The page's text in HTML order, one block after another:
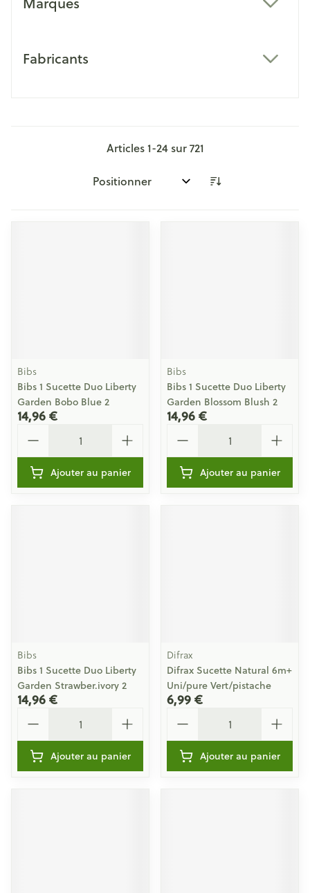
Fabricants
Articles1-24sur721
Trier par:
Bibs
Bibs 1 Sucette Duo Liberty
Garden Bobo Blue 2
14,96 €
Ajouter au panier
Bibs
Bibs 1 Sucette Duo Liberty
Garden Blossom Blush 2
14,96 €
Ajouter au panier
Bibs
Bibs 1 Sucette Duo Liberty
Garden Strawber.ivory 2
14,96 €
Ajouter au panier
Difrax
Difrax Sucette Natural 6m+
Uni/pure Vert/pistache
6,99 €
Ajouter au panier